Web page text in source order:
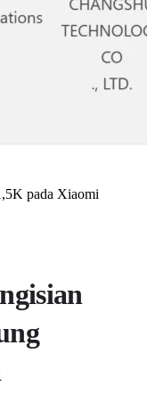
pada Xiaomi